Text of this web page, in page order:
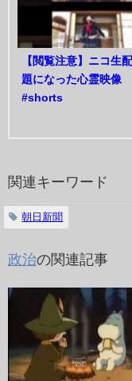
【閲覧注意】ニコ生
題になった心霊映像
#shorts
関連キーワード
朝日新聞
政治の関連記事